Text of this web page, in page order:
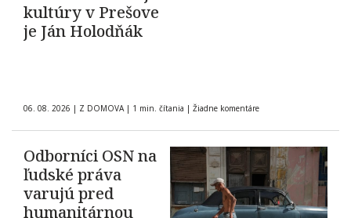
kultúry v Prešove
je Ján Holodňák
06. 08. 2026 | Z DOMOVA | 1 min. čítania | Žiadne komentáre
Odborníci OSN na
ľudské práva
varujú pred
humanitárnou